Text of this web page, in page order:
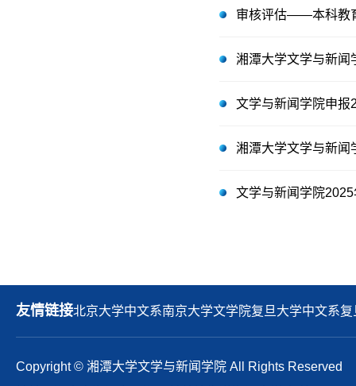
审核评估——本科教
湘潭大学文学与新闻
文学与新闻学院申报
湘潭大学文学与新闻
文学与新闻学院
友情链接北京大学中文系南京大学文学院复旦大学中文系复
Copyright © 湘潭大学文学与新闻学院 All Rights Reserved